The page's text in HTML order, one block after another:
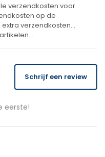
verzendkosten voor
op de
verzendkosten
Schrijf een review
eerste!